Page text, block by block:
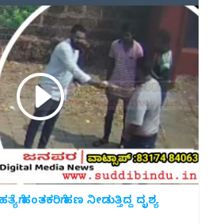
ಹಂತಕರಿಗೆ ಹಣ ನೀಡುತ್ತಿದ್ದ ದೃಶ್ಯ